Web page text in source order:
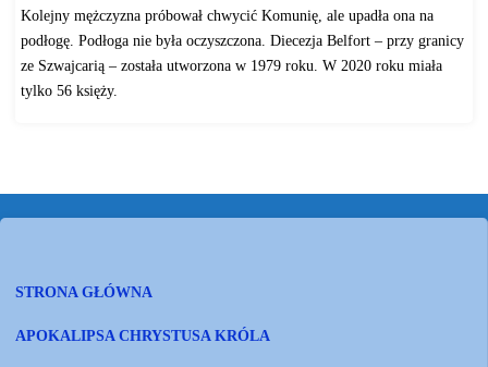
Kolejny mężczyzna próbował chwycić Komunię, ale upadła ona na
podłogę. Podłoga nie była oczyszczona. Diecezja Belfort – przy granicy
ze Szwajcarią – została utworzona w 1979 roku. W 2020 roku miała
tylko 56 księży.
STRONA GŁÓWNA
APOKALIPSA CHRYSTUSA KRÓLA